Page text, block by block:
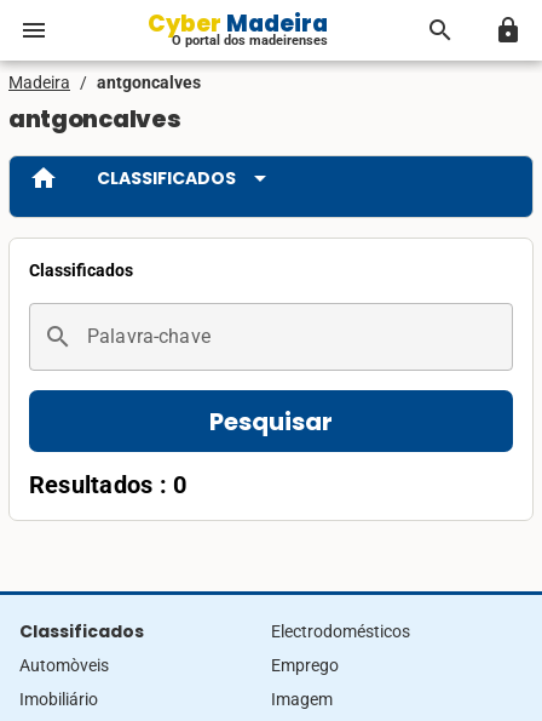
menu Cyber Madeira
O portal dos madeirenses search lock
Madeira / antgoncalves
antgoncalves
home CLASSIFICADOS arrow_drop_down
Classificados
search Palavra-chave
Pesquisar
Resultados : 0
Classificados
Automòveis
Imobiliário
Electrodomésticos
Emprego
Imagem